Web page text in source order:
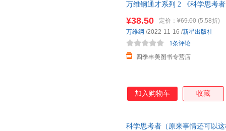
万维钢通才系列 2 《科学思考
¥38.50 定价： ¥69.00 (5.58折)
四季丰美图书专营店
1条评论
万维纲 /2022-11-16 /新星出版社
加入购物车 收藏
科学思考者（原来事情还可以